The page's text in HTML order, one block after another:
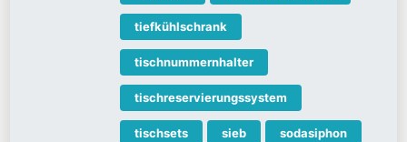
tiefkühlschrank
tischnummernhalter
tischreservierungssystem
tischsets sieb sodasiphon